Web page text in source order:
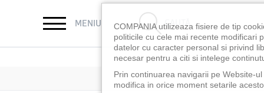
MENIU CAUTĂ
COMPANIA utilizeaza fisiere de tip
politicile cu cele mai recente modificari
datelor cu caracter personal si privind
necesar pentru a citi si intelege
Prin continuarea navigarii pe Website-
modifica in orice moment setarile